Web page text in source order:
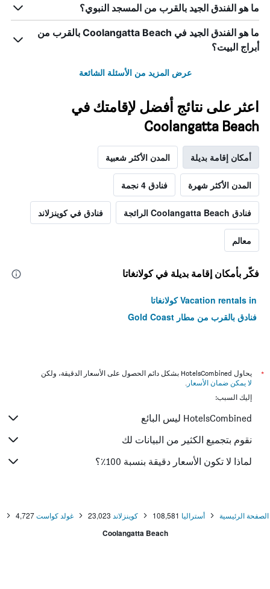
ما هو الفندق الجيد بالقرب من المسجد النبوي؟
ما هو الفندق الجيد في Coolangatta Beach بالقرب من
أبراج البيت؟
عرض المزيد من الأسئلة الشائعة
اعثر على نتائج أفضل لإقامتك في
Coolangatta Beach
أمكان إقامة بديلة المدن الأكثر شعبية
المدن الأكثر شهرة فنادق 4 نجمة
فنادق Coolangatta Beach الرائجة فنادق في كوينزلاند
معالم
فكّر بأمكان إقامة بديلة في كولانغاتا
Vacation rentals in كولانغاتا
فنادق بالقرب من مطار Gold Coast
*
يحاول HotelsCombined بشكل دائم الحصول على الأسعار الدقيقة، ولكن
لا يمكن ضمان الأسعار .
إليك السبب:
HotelsCombined ليس البائع
نقوم بتجميع الكثير من البيانات لك
لماذا لا تكون الأسعار دقيقة بنسبة 100٪؟
الصفحة الرئيسية أستراليا 108,581 كوينزلاند 23,023 غولد كواست4,727
Coolangatta Beach